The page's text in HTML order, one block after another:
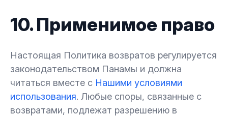
10. Применимое право
Настоящая Политика возвратов регулируется
законодательством Панамы и должна
читаться вместе с Нашими условиями
использования. Любые споры, связанные с
возвратами, подлежат разрешению в